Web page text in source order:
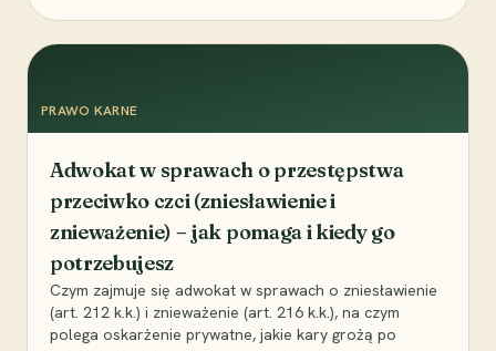
PRAWO KARNE
Adwokat w sprawach o przestępstwa
przeciwko czci (zniesławienie i
znieważenie) – jak pomaga i kiedy go
potrzebujesz
Czym zajmuje się adwokat w sprawach o zniesławienie
(art. 212 k.k.) i znieważenie (art. 216 k.k.), na czym
polega oskarżenie prywatne, jakie kary grożą po